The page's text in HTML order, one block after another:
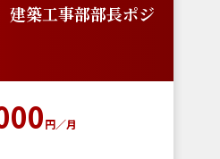
建築工事部部長ポジ
円／月